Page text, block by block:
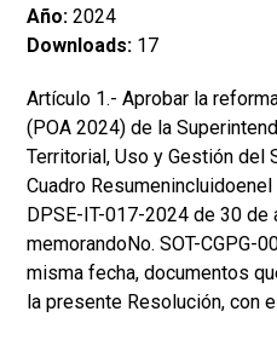
Artículo 1.- Aprobar la
(POA 2024) de la
Territorial, Uso y Gestión del
Cuadro
DPSE-IT-017-2024 de 30 de
memorandoNo. SOT-CGPG-
misma fecha, documentos
la presente Resolución, con
Año: 2024
Downloads: 17